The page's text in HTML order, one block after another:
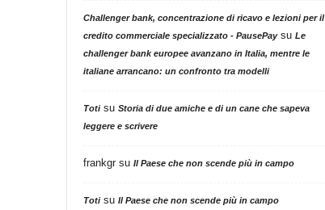
Challenger bank, concentrazione di ricavo e lezioni per il
credito commerciale specializzato - PausePaysu Le
challenger bank europee avanzano in Italia, mentre le
italiane arrancano: un confronto tra modelli
Totisu Storia di due amiche e di un cane che sapeva
leggere e scrivere
frankgrsu Il Paese che non scende più in campo
Totisu Il Paese che non scende più in campo